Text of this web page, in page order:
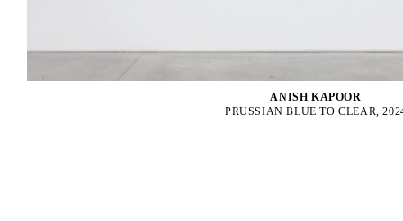
ANISH KAPOOR
PRUSSIAN BLUE TO CLEAR,